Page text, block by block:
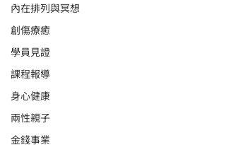
內在排列與冥想
創傷療癒
學員見證
課程報導
身心健康
兩性親子
金錢事業